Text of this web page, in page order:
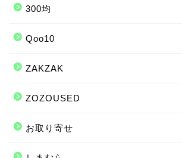
300均
Qoo10
ZAKZAK
ZOZOUSED
お取り寄せ